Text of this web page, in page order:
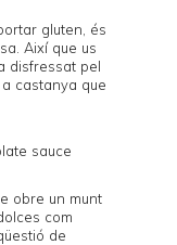
gluten, és
Així que us
disfressat pel
castanya que
obre un munt
com
de